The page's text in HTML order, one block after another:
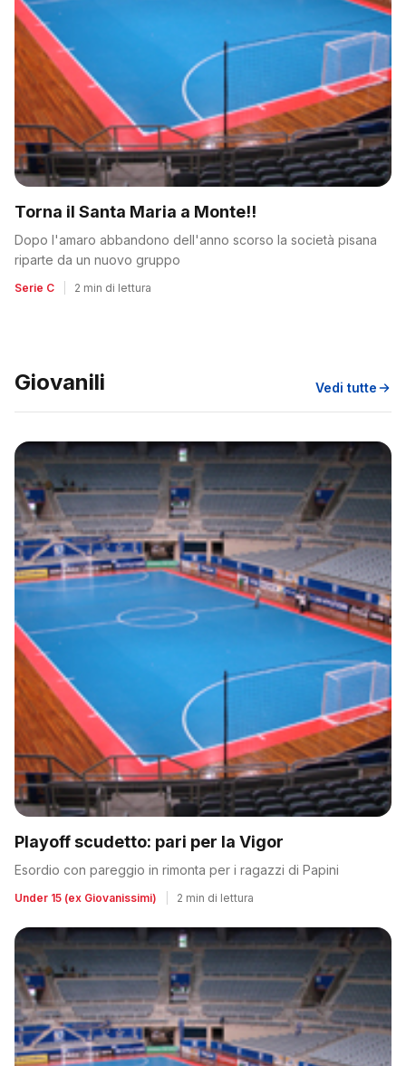
Torna il Santa Maria a Monte!!
Dopo l'amaro abbandono dell'anno scorso la società pisana
riparte da un nuovo gruppo
Serie C 2 min di lettura
Giovanili Vedi tutte
Playoff scudetto: pari per la Vigor
Esordio con pareggio in rimonta per i ragazzi di Papini
Under 15 (ex Giovanissimi) 2 min di lettura